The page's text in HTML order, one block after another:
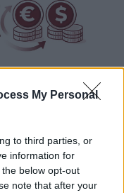
My Personal
to third parties, or
information for
below opt-out
note that after your